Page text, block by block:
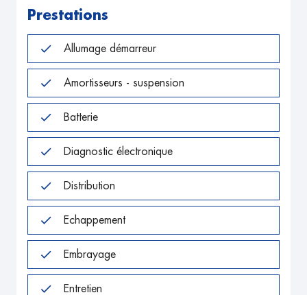
Prestations
Allumage démarreur
Amortisseurs - suspension
Batterie
Diagnostic électronique
Distribution
Echappement
Embrayage
Entretien